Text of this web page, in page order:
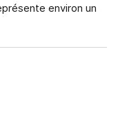
environ un